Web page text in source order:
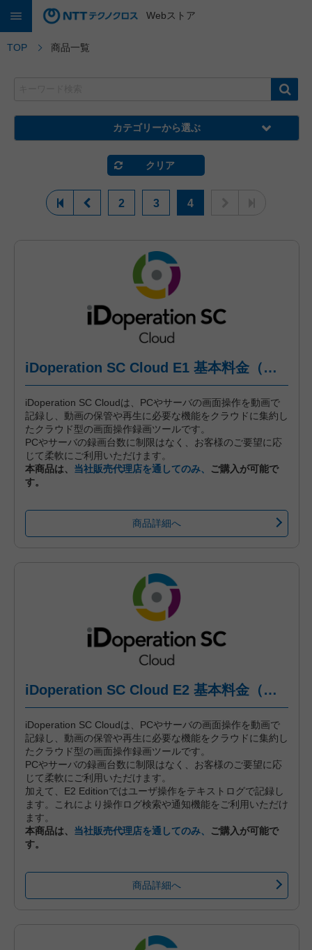
Webストア
TOP 商品一覧
カテゴリーから選ぶ
クリア
2 3 4
iDoperation SC Cloud E1 基本料金（年間プラン、月々後払い）
iDoperation SC Cloudは、PCやサーバの画面操作を動画で
記録し、動画の保管や再生に必要な機能をクラウドに集約し
たクラウド型の画面操作録画ツールです。
PCやサーバの録画台数に制限はなく、お客様のご要望に応
じて柔軟にご利用いただけます。
本商品は、 当社販売代理店を通してのみ、
ご購入が可能で
す。
商品詳細へ
iDoperation SC Cloud E2 基本料金（標準プラン、月々後払い）
iDoperation SC Cloudは、PCやサーバの画面操作を動画で
記録し、動画の保管や再生に必要な機能をクラウドに集約し
たクラウド型の画面操作録画ツールです。
PCやサーバの録画台数に制限はなく、お客様のご要望に応
じて柔軟にご利用いただけます。
加えて、E2 Editionではユーザ操作をテキストログで記録し
ます。これにより操作ログ検索や通知機能をご利用いただけ
ます。
本商品は、 当社販売代理店を通してのみ、
ご購入が可能で
す。
商品詳細へ